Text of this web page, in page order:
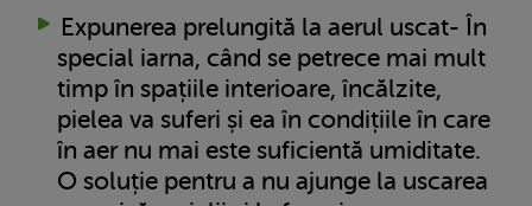
Expunerea prelungită la aerul uscat- În
special iarna, când se petrece mai mult
timp în spațiile interioare, încălzite,
pielea va suferi și ea în condițiile în care
în aer nu mai este suficientă umiditate.
O soluție pentru a nu ajunge la uscarea